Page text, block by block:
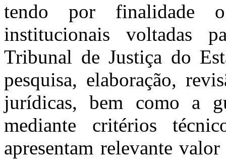
tendo por finalidade o
institucionais voltadas
Tribunal de Justiça do
pesquisa, elaboração,
jurídicas, bem como a
mediante critérios
apresentam relevante